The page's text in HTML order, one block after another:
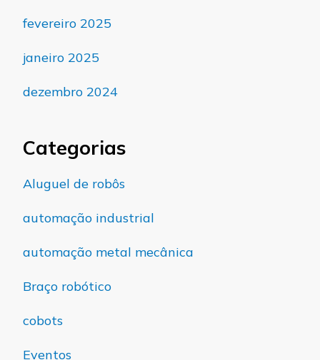
fevereiro 2025
janeiro 2025
dezembro 2024
Categorias
Aluguel de robôs
automação industrial
automação metal mecânica
Braço robótico
cobots
Eventos